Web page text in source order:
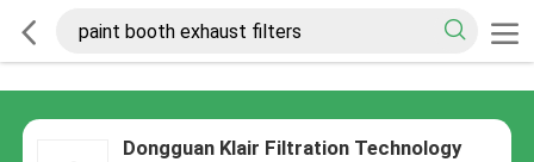
Dongguan Klair Filtration Technology